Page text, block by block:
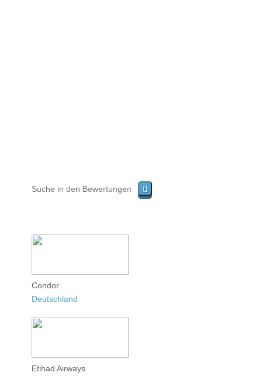
Condor
Deutschland
Etihad Airways